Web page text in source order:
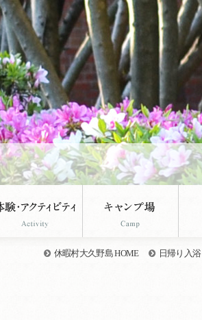
休暇村大久野島 HOME 日帰り入浴